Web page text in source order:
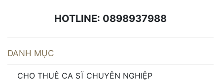
HOTLINE: 0898937988
DANH MỤC
CHO THUÊ CA SĨ CHUYÊN NGHIỆP